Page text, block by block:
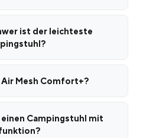
ist der leichteste
Air Mesh Comfort+?
einen Campingstuhl mit